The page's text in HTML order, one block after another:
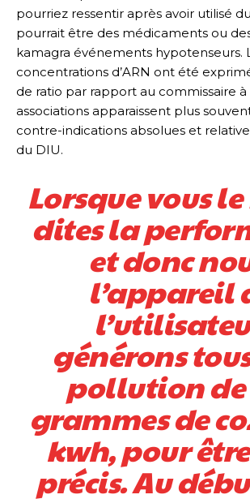
pourriez ressentir après avoir utilisé
pourrait être des médicaments ou
kamagra événements hypotenseurs.
concentrations d’ARN ont été
de ratio par rapport au commissaire
associations apparaissent plus
contre-indications absolues et
du DIU.
Lorsque vous
dites la
et donc
l’appareil
générons
pollution de
grammes de
kwh, pour
précis. Au